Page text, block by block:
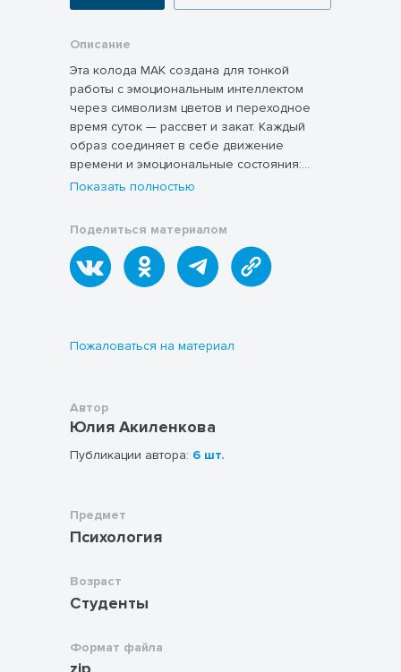
Описание
Эта колода МАК создана для тонкой
работы с эмоциональным интеллектом
через символизм цветов и переходное
время суток — рассвет и закат. Каждый
образ соединяет в себе движение
времени и эмоциональные состояния:
пробуждение или отпускание, надежду
моментов, становятся метафорами чувств,
состояний и внутренних процессов
клиента. Колода помогает мягко «войти» в
Работа с образами способствует развитию
Показать полностью
Поделиться материалом
Пожаловаться на материал
Автор
Юлия Акиленкова
Публикации автора: 6 шт.
Предмет
Психология
Возраст
Студенты
Формат файла